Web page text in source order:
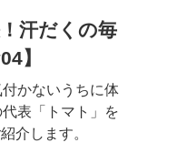
汗だくの毎
】
かないうちに体
表「トマト」を
介します。